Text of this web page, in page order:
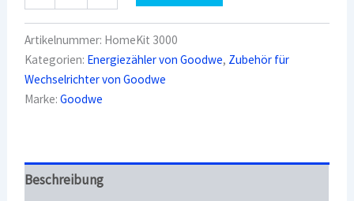
Menge
Artikelnummer: HomeKit 3000
Kategorien: Energiezähler von Goodwe, Zubehör für
Wechselrichter von Goodwe
Marke:Goodwe
Beschreibung